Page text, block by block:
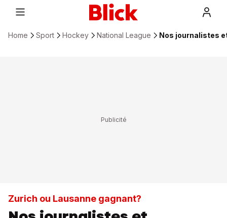
Home Sport Hockey National League Nos journalistes
Zurich ou Lausanne gagnant?